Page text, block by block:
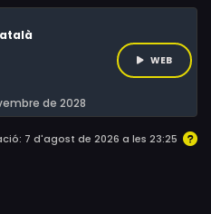
de 2028
WEB
7 d'agost de 2026 a les 23:25